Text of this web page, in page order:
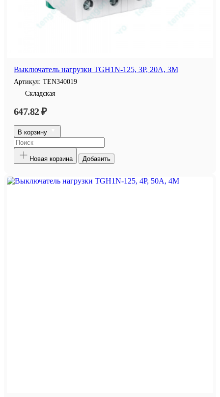
Выключатель нагрузки TGH1N-125, 3P, 20A, 3M
Артикул: TEN340019
Складская
647.82 ₽
В корзину
Новая корзина Добавить